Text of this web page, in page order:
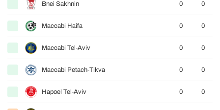
Bnei Sakhnin 0 0
Maccabi Haifa 0 0
Maccabi Tel-Aviv 0 0
Maccabi Petach-Tikva 0 0
Hapoel Tel-Aviv 0 0